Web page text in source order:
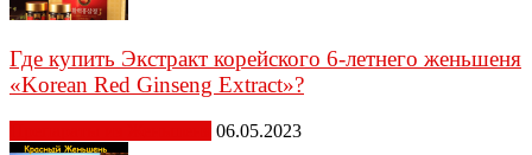
Где купить Экстракт корейского 6-летнего женьшеня
«Korean Red Ginseng Extract»?
06.05.2023